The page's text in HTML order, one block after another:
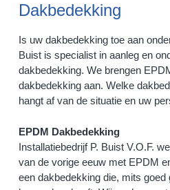
Dakbedekking
Is uw dakbedekking toe aan
Buist is specialist in aanleg en
dakbedekking. We brengen
dakbedekking aan. Welke
hangt af van de situatie en uw
EPDM Dakbedekking
Installatiebedrijf P. Buist V.O.F.
van de vorige eeuw met EPDM
een dakbedekking die, mits goed